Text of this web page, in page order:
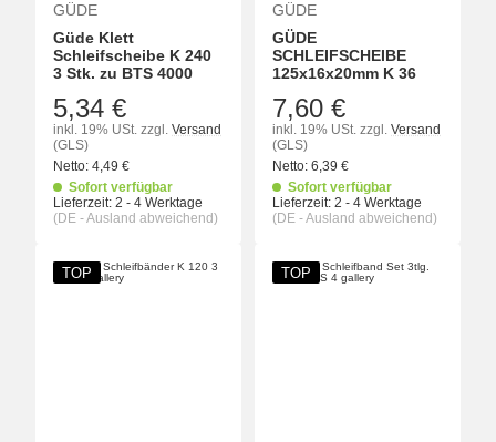
GÜDE
Güde Klett
Schleifscheibe K 240
3 Stk. zu BTS 4000
5,34 €
inkl. 19% USt. zzgl. Versand
(GLS)
Netto: 4,49 €
Sofort verfügbar
Lieferzeit: 2 - 4 Werktage
(DE - Ausland abweichend)
GÜDE
GÜDE
SCHLEIFSCHEIBE
125x16x20mm K 36
7,60 €
inkl. 19% USt. zzgl. Versand
(GLS)
Netto: 6,39 €
Sofort verfügbar
Lieferzeit: 2 - 4 Werktage
(DE - Ausland abweichend)
TOP TOP